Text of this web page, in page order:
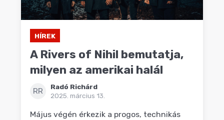
HÍREK
A Rivers of Nihil bemutatja,
milyen az amerikai halál
RR
Radó Richárd
2025. március 13.
Május végén érkezik a progos, technikás